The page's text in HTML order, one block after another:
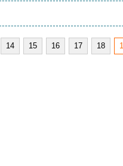
14 15 16 17 18